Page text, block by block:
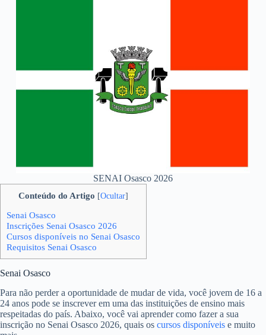
SENAI Osasco 2026
Conteúdo do Artigo [Ocultar]
Senai Osasco
Inscrições Senai Osasco 2026
Cursos disponíveis no Senai Osasco
Requisitos Senai Osasco
Senai Osasco
Para não perder a oportunidade de mudar de vida, você jovem de 16 a
24 anos pode se inscrever em uma das instituições de ensino mais
respeitadas do país. Abaixo, você vai aprender como fazer a sua
inscrição no Senai Osasco 2026, quais os cursos disponíveis e muito